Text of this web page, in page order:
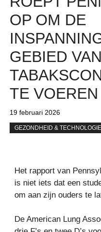
OP OM DE
GEBIED VAN
TE VOEREN
19 februari 2026
GEZONDHEID & TECHNOLOGIE
Het rapport van
is niet iets dat een
om aan zijn ouders te
De American Lung